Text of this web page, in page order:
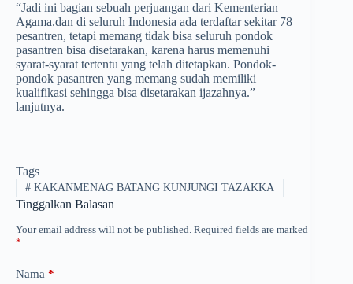
“Jadi ini bagian sebuah perjuangan dari Kementerian
Agama.dan di seluruh Indonesia ada terdaftar sekitar 78
pesantren, tetapi memang tidak bisa seluruh pondok
pasantren bisa disetarakan, karena harus memenuhi
syarat-syarat tertentu yang telah ditetapkan. Pondok-
pondok pasantren yang memang sudah memiliki
kualifikasi sehingga bisa disetarakan ijazahnya.”
lanjutnya.
Tags
#KAKANMENAG BATANG KUNJUNGI TAZAKKA
Tinggalkan Balasan
Your email address will not be published. Required fields are marked
*
Nama *